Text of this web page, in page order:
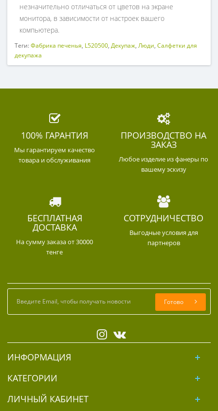
незначительно отличаться от цветов на экране
монитора, в зависимости от настроек вашего
компьютера.
Теги:Фабрика печенья, L520500, Декупаж, Люди, Салфетки для
декупажа
100% ГАРАНТИЯ
Мы гарантируем качество
товара и обслуживания
ПРОИЗВОДСТВО НА
ЗАКАЗ
Любое изделие из фанеры по
вашему эскизу
БЕСПЛАТНАЯ
ДОСТАВКА
На сумму заказа от 30000
тенге
СОТРУДНИЧЕСТВО
Выгодные условия для
партнеров
Готово
ИНФОРМАЦИЯ
КАТЕГОРИИ
ЛИЧНЫЙ КАБИНЕТ